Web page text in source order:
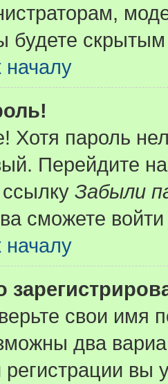
будете
началу
Хотя пароль
Перейдите
Забыли
сможете
началу
свои имя
два
регистрации вы